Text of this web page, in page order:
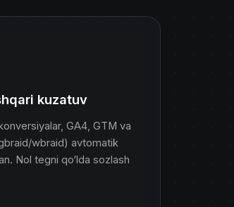
kuzatuv
GA4, GTM va
wbraid) avtomatik
Nol tegni qo‘lda sozlash